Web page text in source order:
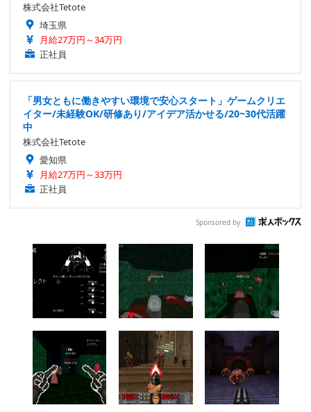
株式会社Tetote
埼玉県
月給27万円～34万円
正社員
「男女ともに働きやすい環境で安心スタート」ゲームクリエ
イター/未経験OK/研修あり/アイデア活かせる/20~30代活躍
中
株式会社Tetote
愛知県
月給27万円～33万円
正社員
Sponsored by